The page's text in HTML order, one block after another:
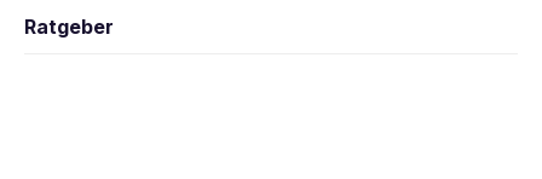
Ratgeber